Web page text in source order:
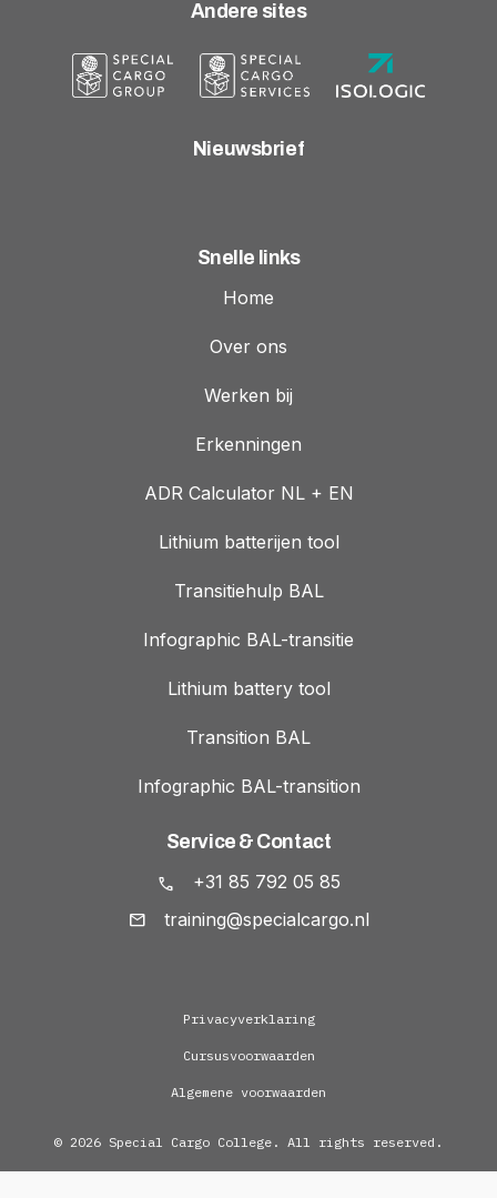
Andere sites
Nieuwsbrief
Snelle links
Home
Over ons
Werken bij
Erkenningen
ADR Calculator NL + EN
Lithium batterijen tool
Transitiehulp BAL
Infographic BAL-transitie
Lithium battery tool
Transition BAL
Infographic BAL-transition
Service & Contact
+31 85 792 05 85
training@specialcargo.nl
Privacyverklaring
Cursusvoorwaarden
Algemene voorwaarden
© 2026 Special Cargo College. All rights reserved.